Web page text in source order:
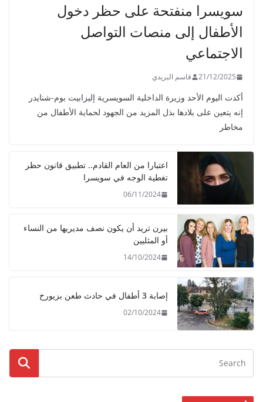
سويسرا منفتحة على حظر دخول
الأطفال إلى منصات التواصل
الاجتماعي
21/12/2025 قاسم البريدي
أكدت اليوم الأحد وزيرة الداخلية السويسرية إليزابيت بوم-شنايدر
إنه يتعين على بلادها بذل المزيد من الجهود لحماية الأطفال من
مخاطر
اعتبارا من العام القادم.. تطبيق قانون حظر
تغطية الوجه في سويسرا
06/11/2024
بيرن تريد أن يكون نصف مديريها من النساء
أو المثليين
14/10/2024
إصابة 3 أطفال في حادث طعن بزيورخ
02/10/2024